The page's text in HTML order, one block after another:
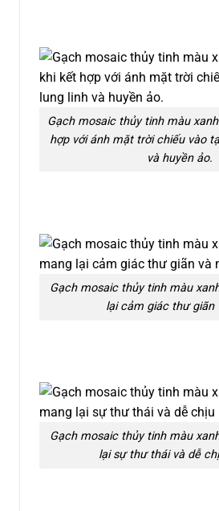
Gạch mosaic thủy tinh màu
hợp với ánh mặt trời chiếu vào
và huyền ảo.
Gạch mosaic thủy tinh màu
lại cảm giác thư giãn
Gạch mosaic thủy tinh màu
lại sự thư thái và dễ